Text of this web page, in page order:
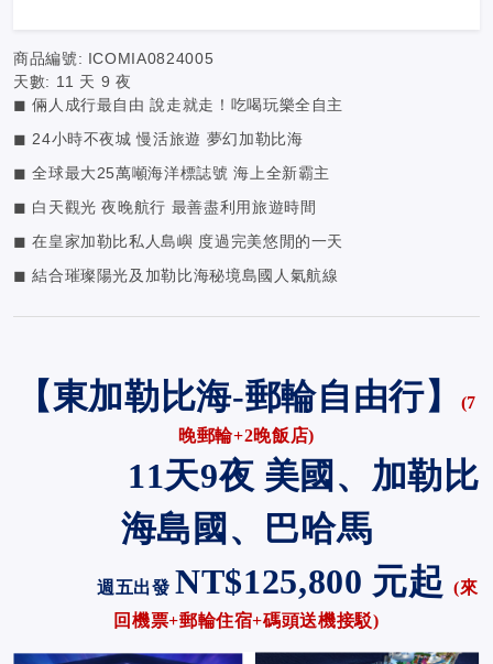
商品編號: ICOMIA0824005
天數: 11 天 9 夜
◼ 倆人成行最自由 說走就走！吃喝玩樂全自主
◼ 24小時不夜城 慢活旅遊 夢幻加勒比海
◼ 全球最大25萬噸海洋標誌號 海上全新霸主
◼ 白天觀光 夜晚航行 最善盡利用旅遊時間
◼ 在皇家加勒比私人島嶼 度過完美悠閒的一天
◼ 結合璀璨陽光及加勒比海秘境島國人氣航線
【東加勒比海-郵輪自由行】
(7
晚郵輪+2晚飯店)
11天9夜 美國、加勒比
海島國、巴哈馬
週五出發 NT$125,800 元起(來
回機票+郵輪住宿+碼頭送機接駁)